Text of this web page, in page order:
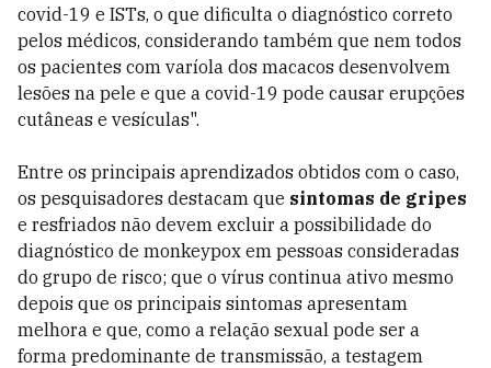
covid-19 e ISTs, o que dificulta o diagnóstico correto
pelos médicos, considerando também que nem todos
os pacientes com varíola dos macacos desenvolvem
lesões na pele e que a covid-19 pode causar erupções
cutâneas e vesículas".
Entre os principais aprendizados obtidos com o caso,
os pesquisadores destacam que sintomas de gripes
e resfriados não devem excluir a possibilidade do
diagnóstico de monkeypox em pessoas consideradas
do grupo de risco; que o vírus continua ativo mesmo
depois que os principais sintomas apresentam
melhora e que, como a relação sexual pode ser a
forma predominante de transmissão, a testagem